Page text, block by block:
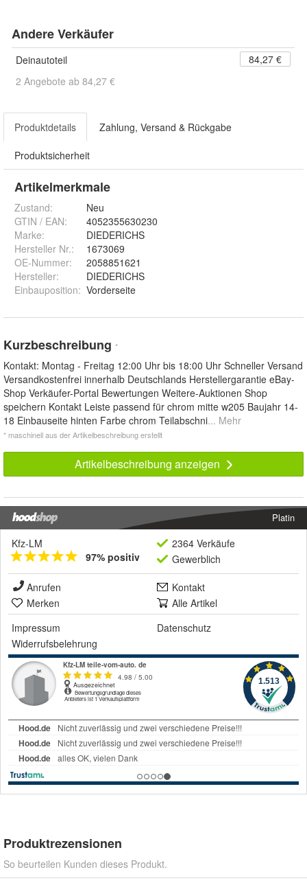
Andere Verkäufer
Deinautoteil
84,27 €
2 Angebote ab 84,27 €
Produktdetails Zahlung, Versand & Rückgabe
Produktsicherheit
Artikelmerkmale
Zustand:
Neu
GTIN / EAN:
4052355630230
Marke:
DIEDERICHS
Hersteller Nr.:
1673069
OE-Nummer:
2058851621
Hersteller:
DIEDERICHS
Einbauposition: Vorderseite
Kurzbeschreibung *
Kontakt: Montag - Freitag 12:00 Uhr bis 18:00 Uhr Schneller Versand
Versandkostenfrei innerhalb Deutschlands Herstellergarantie eBay-
Shop Verkäufer-Portal Bewertungen Weitere-Auktionen Shop
speichern Kontakt Leiste passend für chrom mitte w205 Baujahr 14-
18 Einbauseite hinten Farbe chrom Teilabschni... Mehr
* maschinell aus der Artikelbeschreibung erstellt
Artikelbeschreibung anzeigen
Platin
Kfz-LM
97% positiv
2364 Verkäufe
Gewerblich
Anrufen
Kontakt
Merken
Alle Artikel
Impressum
Datenschutz
Widerrufsbelehrung
Produktrezensionen
So beurteilen Kunden dieses Produkt.